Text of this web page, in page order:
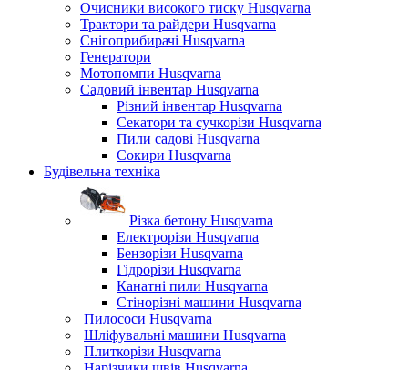
Очисники високого тиску Husqvarna
Трактори та райдери Husqvarna
Снігоприбирачі Husqvarna
Генератори
Мотопомпи Husqvarna
Садовий інвентар Husqvarna
Різний інвентар Husqvarna
Секатори та сучкорізи Husqvarna
Пили садові Husqvarna
Сокири Husqvarna
Будівельна техніка
Різка бетону Husqvarna
Електрорізи Husqvarna
Бензорізи Husqvarna
Гідрорізи Husqvarna
Канатні пили Husqvarna
Стінорізні машини Husqvarna
Пилососи Husqvarna
Шліфувальні машини Husqvarna
Плиткорізи Husqvarna